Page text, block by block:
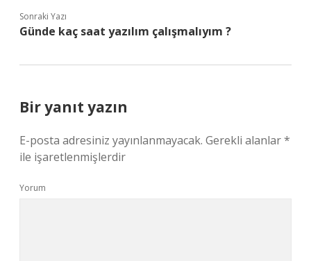
Sonraki Yazı
Günde kaç saat yazılım çalışmalıyım ?
Bir yanıt yazın
E-posta adresiniz yayınlanmayacak. Gerekli alanlar*
ile işaretlenmişlerdir
Yorum